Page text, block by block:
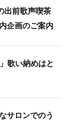
出前歌声喫茶
企画のご案内
歌い納めはと
サロンでのう